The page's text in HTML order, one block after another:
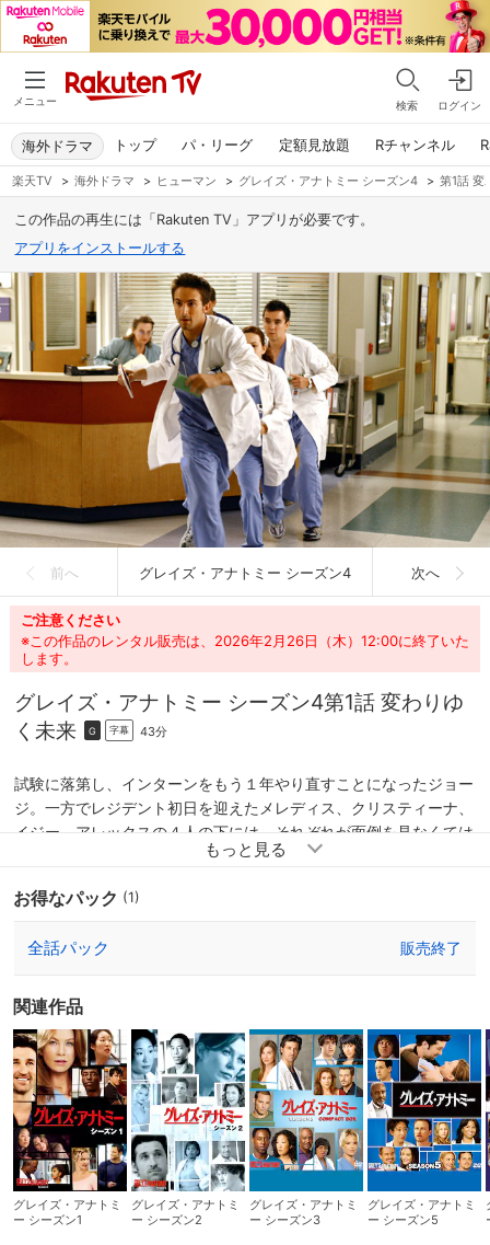
メニュー 検索 ログイン
トップ パ・リーグ 定額見放題 Rチャンネル
海外ドラマ
楽天TV > 海外ドラマ > ヒューマン > グレイズ・アナトミー シーズン4 > 第1話 変
この作品の再生には「Rakuten TV」アプリが必要です。
アプリをインストールする
前へ グレイズ・アナトミー シーズン4 次へ
ご注意ください
※この作品のレンタル販売は、2026年2月26日（木）12:00に終了いた
します。
グレイズ・アナトミー シーズン4第1話 変わりゆ
く未来
G 字幕 43分
試験に落第し、インターンをもう１年やり直すことになったジョー
ジ。一方でレジデント初日を迎えたメレディス、クリスティーナ、
イジー、アレックスの４人の下には、それぞれが面倒を見なくては
ならない新入りのインターンたちがやってくる。ところがなんとそ
気持ちを確かめ合ったイジーは、そのことをカリーに言い出せない
お得なパック (1)
全話パック 販売終了
関連作品
グレイズ・アナトミ
ー シーズン1
グレイズ・アナトミ
ー シーズン2
グレイズ・アナトミ
ー シーズン3
グレイズ・アナトミ
ー シーズン5